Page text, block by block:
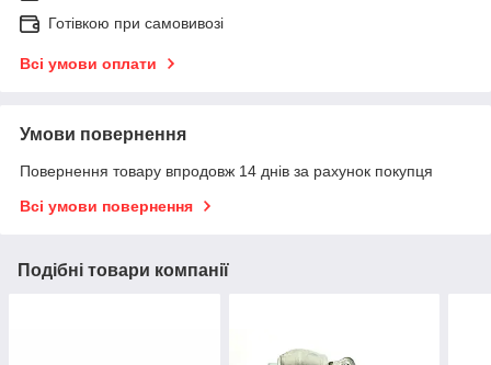
Готівкою при самовивозі
Всі умови оплати
Умови повернення
Повернення товару впродовж 14 днів за рахунок покупця
Всі умови повернення
Подібні товари компанії